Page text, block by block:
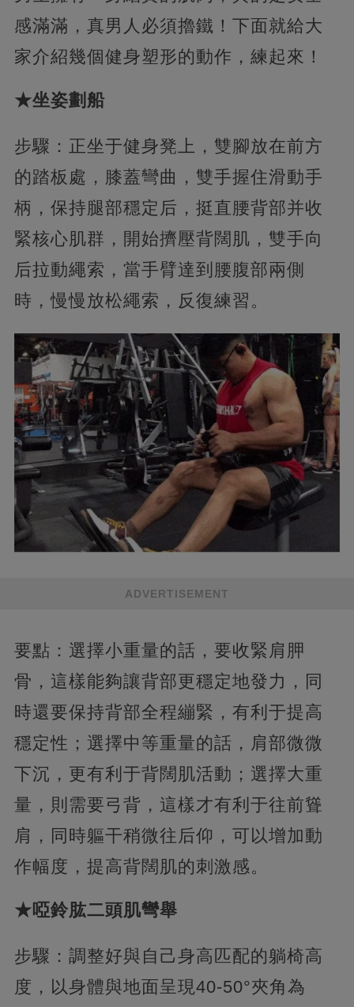
感滿滿，真男人必須擼鐵！下面就給大
家介紹幾個健身塑形的動作，練起來！
★坐姿劃船
步驟：正坐于健身凳上，雙腳放在前方
的踏板處，膝蓋彎曲，雙手握住滑動手
柄，保持腿部穩定后，挺直腰背部并收
緊核心肌群，開始擠壓背闊肌，雙手向
后拉動繩索，當手臂達到腰腹部兩側
時，慢慢放松繩索，反復練習。
ADVERTISEMENT
要點：選擇小重量的話，要收緊肩胛
骨，這樣能夠讓背部更穩定地發力，同
時還要保持背部全程繃緊，有利于提高
穩定性；選擇中等重量的話，肩部微微
下沉，更有利于背闊肌活動；選擇大重
量，則需要弓背，這樣才有利于往前聳
肩，同時軀干稍微往后仰，可以增加動
作幅度，提高背闊肌的刺激感。
★啞鈴肱二頭肌彎舉
步驟：調整好與自己身高匹配的躺椅高
度，以身體與地面呈現40-50°夾角為